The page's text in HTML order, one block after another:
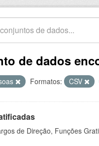
de dados
Formatos: CSV
de Direção, Funções